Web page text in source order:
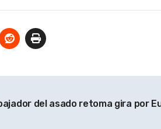
del asado retoma gira por